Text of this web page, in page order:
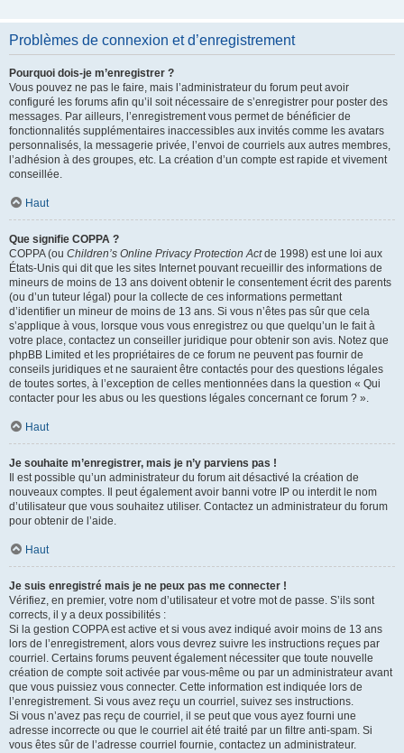
Problèmes de connexion et d’enregistrement
Pourquoi dois-je m’enregistrer ?
Vous pouvez ne pas le faire, mais l’administrateur du forum peut avoir
configuré les forums afin qu’il soit nécessaire de s’enregistrer pour poster des
messages. Par ailleurs, l’enregistrement vous permet de bénéficier de
fonctionnalités supplémentaires inaccessibles aux invités comme les avatars
personnalisés, la messagerie privée, l’envoi de courriels aux autres membres,
l’adhésion à des groupes, etc. La création d’un compte est rapide et vivement
conseillée.
Haut
Que signifie COPPA ?
COPPA (ou Children’s Online Privacy Protection Actde 1998) est une loi aux
États-Unis qui dit que les sites Internet pouvant recueillir des informations de
mineurs de moins de 13 ans doivent obtenir le consentement écrit des parents
(ou d’un tuteur légal) pour la collecte de ces informations permettant
d’identifier un mineur de moins de 13 ans. Si vous n’êtes pas sûr que cela
s’applique à vous, lorsque vous vous enregistrez ou que quelqu’un le fait à
votre place, contactez un conseiller juridique pour obtenir son avis. Notez que
phpBB Limited et les propriétaires de ce forum ne peuvent pas fournir de
conseils juridiques et ne sauraient être contactés pour des questions légales
de toutes sortes, à l’exception de celles mentionnées dans la question « Qui
contacter pour les abus ou les questions légales concernant ce forum ? ».
Haut
Je souhaite m’enregistrer, mais je n’y parviens pas !
Il est possible qu’un administrateur du forum ait désactivé la création de
nouveaux comptes. Il peut également avoir banni votre IP ou interdit le nom
d’utilisateur que vous souhaitez utiliser. Contactez un administrateur du forum
pour obtenir de l’aide.
Haut
Je suis enregistré mais je ne peux pas me connecter !
Vérifiez, en premier, votre nom d’utilisateur et votre mot de passe. S’ils sont
corrects, il y a deux possibilités :
Si la gestion COPPA est active et si vous avez indiqué avoir moins de 13 ans
lors de l’enregistrement, alors vous devrez suivre les instructions reçues par
courriel. Certains forums peuvent également nécessiter que toute nouvelle
création de compte soit activée par vous-même ou par un administrateur avant
que vous puissiez vous connecter. Cette information est indiquée lors de
l’enregistrement. Si vous avez reçu un courriel, suivez ses instructions.
Si vous n’avez pas reçu de courriel, il se peut que vous ayez fourni une
adresse incorrecte ou que le courriel ait été traité par un filtre anti-spam. Si
vous êtes sûr de l’adresse courriel fournie, contactez un administrateur.